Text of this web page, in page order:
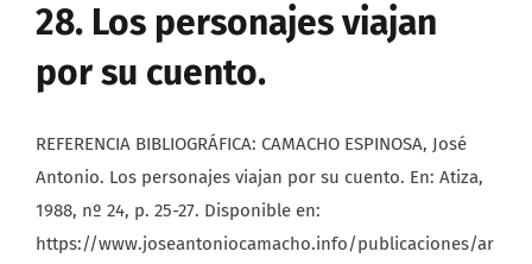
28. Los personajes viajan
por su cuento.
REFERENCIA BIBLIOGRÁFICA: CAMACHO ESPINOSA, José
Antonio. Los personajes viajan por su cuento. En: Atiza,
1988, nº 24, p. 25-27. Disponible en:
https://www.joseantoniocamacho.info/publicaciones/ar